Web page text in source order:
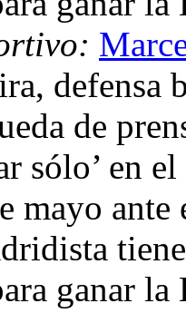
defensa
de
sólo’ en
mayo ante
ganar